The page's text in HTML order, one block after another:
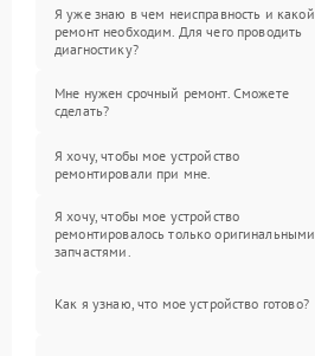
Я уже знаю в чем неисправность и какой
ремонт необходим. Для чего проводить
диагностику?
Мне нужен срочный ремонт. Сможете
сделать?
Я хочу, чтобы мое устройство
ремонтировали при мне.
Я хочу, чтобы мое устройство
ремонтировалось только оригинальными
запчастями.
Как я узнаю, что мое устройство готово?